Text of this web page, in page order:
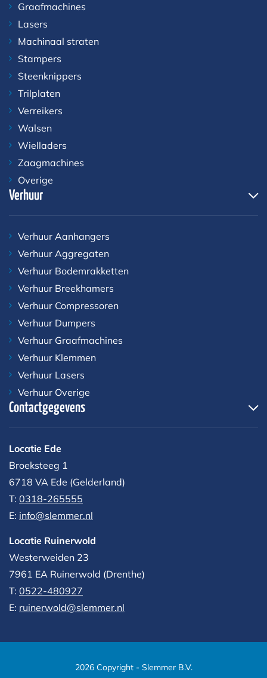
Graafmachines
Lasers
Machinaal straten
Stampers
Steenknippers
Trilplaten
Verreikers
Walsen
Wielladers
Zaagmachines
Overige
Verhuur
Verhuur Aanhangers
Verhuur Aggregaten
Verhuur Bodemrakketten
Verhuur Breekhamers
Verhuur Compressoren
Verhuur Dumpers
Verhuur Graafmachines
Verhuur Klemmen
Verhuur Lasers
Verhuur Overige
Contactgegevens
Locatie Ede
Broeksteeg 1
6718 VA Ede (Gelderland)
T: 0318-265555
E: info@slemmer.nl
Locatie Ruinerwold
Westerweiden 23
7961 EA Ruinerwold (Drenthe)
T: 0522-480927‬
E: ruinerwold@slemmer.nl
2026 Copyright - Slemmer B.V.